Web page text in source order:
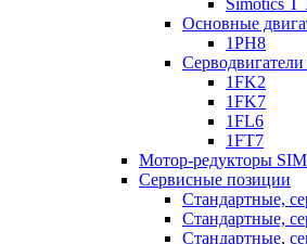
Simotics T
Основные
1PH8
Серводвигатели
1FK2
1FK7
1FL6
1FT7
Мотор-редукторы
Сервисные позиции
Стандартные,
Стандартные,
Стандартные,